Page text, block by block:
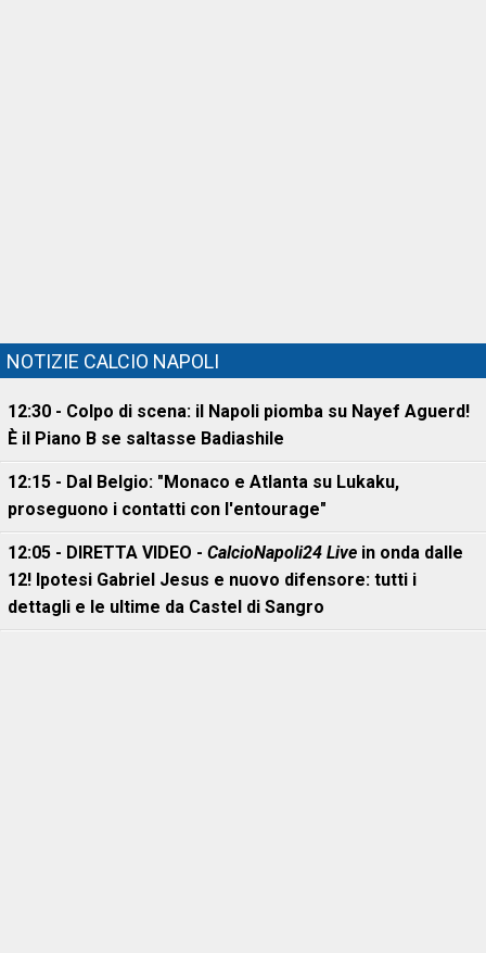
NOTIZIE CALCIO NAPOLI
12:30 - Colpo di scena: il Napoli piomba su Nayef Aguerd!
È il Piano B se saltasse Badiashile
12:15 - Dal Belgio: "Monaco e Atlanta su Lukaku,
proseguono i contatti con l'entourage"
12:05 - DIRETTA VIDEO - CalcioNapoli24 Live in onda dalle
12! Ipotesi Gabriel Jesus e nuovo difensore: tutti i
dettagli e le ultime da Castel di Sangro